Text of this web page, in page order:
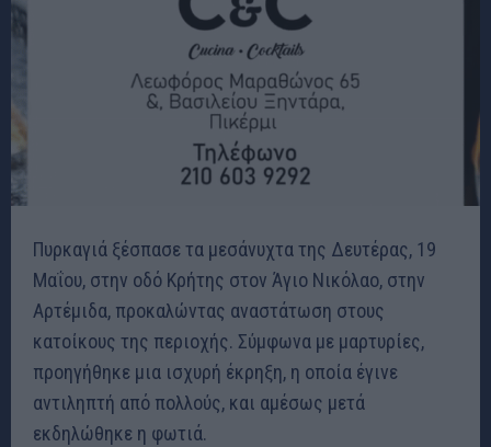
Πυρκαγιά ξέσπασε τα μεσάνυχτα της Δευτέρας, 19
Μαΐου, στην οδό Κρήτης στον Άγιο Νικόλαο, στην
Αρτέμιδα, προκαλώντας αναστάτωση στους
κατοίκους της περιοχής. Σύμφωνα με μαρτυρίες,
προηγήθηκε μια ισχυρή έκρηξη, η οποία έγινε
αντιληπτή από πολλούς, και αμέσως μετά
εκδηλώθηκε η φωτιά.